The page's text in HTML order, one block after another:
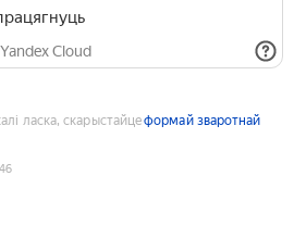
Cloud
ласка, скарыстайцеформай зваротнай